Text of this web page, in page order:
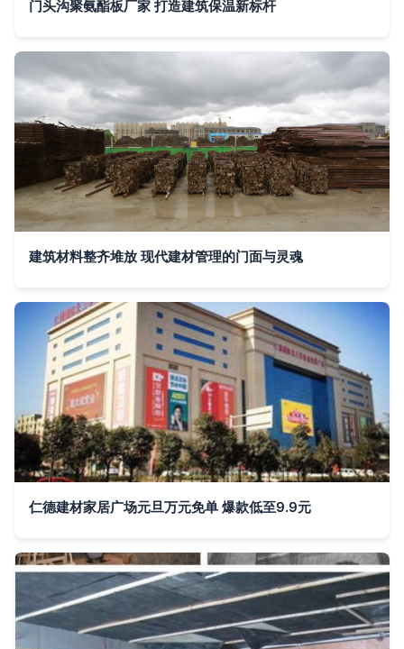
门头沟聚氨酯板厂家 打造建筑保温新标杆
建筑材料整齐堆放 现代建材管理的门面与灵魂
仁德建材家居广场元旦万元免单 爆款低至9.9元